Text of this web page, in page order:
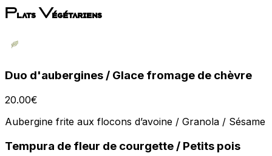
Plats Végétariens
Duo d'aubergines / Glace fromage de chèvre
20.00€
Aubergine frite aux flocons d’avoine / Granola / Sésame
Tempura de fleur de courgette / Petits pois